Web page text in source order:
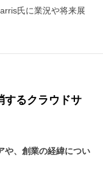
氏に業況や将来展
するクラウドサ
、創業の経緯につい